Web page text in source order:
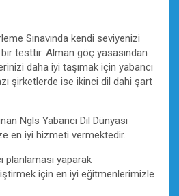
Sınavında kendi seviyenizi
testtir. Alman göç yasasından
daha iyi taşımak için yabancı
şirketlerde ise ikinci dil dahi şart
Ngls Yabancı Dil Dünyası
en iyi hizmeti vermektedir.
planlaması yaparak
için en iyi eğitmenlerimizle